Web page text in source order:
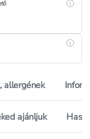
allergének
ajánljuk